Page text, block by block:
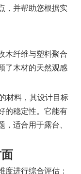
，并帮助您根据实
木纤维与塑料聚合
了木材的天然观感
材料，其设计目标
的稳定性。它能有
适合用于露台、
度进行综合评估：